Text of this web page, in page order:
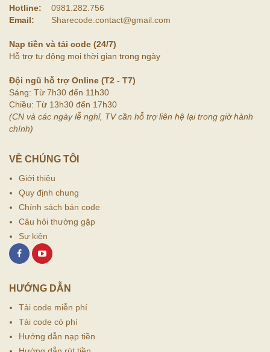
Hotline:
0981.282.756
Email:
Sharecode.contact@gmail.com
Nạp tiền và tải code (24/7)
Hỗ trợ tự động mọi thời gian trong ngày
Đội ngũ hỗ trợ Online (T2 - T7)
Sáng: Từ 7h30 đến 11h30
Chiều: Từ 13h30 đến 17h30
(CN và các ngày lễ nghỉ, TV cần hỗ trợ liên hệ lại trong giờ hành
chính)
VỀ CHÚNG TÔI
Giới thiệu
Quy định chung
Chính sách bán code
Câu hỏi thường gặp
Sự kiện
HƯỚNG DẪN
Tải code miễn phí
Tải code có phí
Hướng dẫn nạp tiền